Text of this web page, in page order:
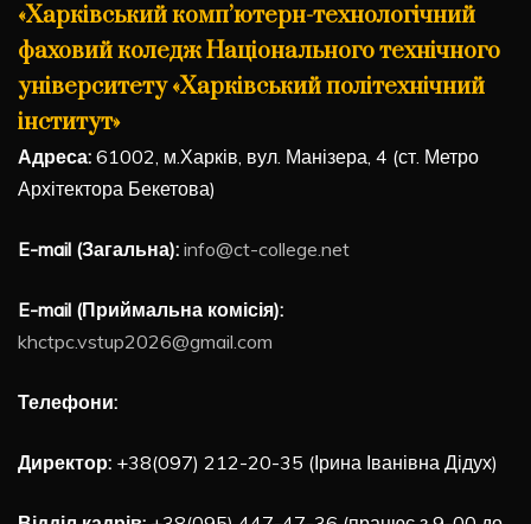
«Харківський комп’ютерн-технологічний
фаховий коледж Національного технічного
університету «Харківський політехнічний
інститут»
Адреса: 61002, м.Харків, вул. Манізера, 4 (ст. Метро
Архітектора Бекетова)
E-mail (Загальна): info@ct-college.net
E-mail (Приймальна комісія):
khctpc.vstup2026@gmail.com
Телефони:
Директор: +38(097) 212-20-35 (Ірина Іванівна Дідух)